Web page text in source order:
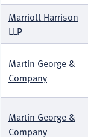
Marriott Harrison
LLP
Martin George &
Company
Martin George &
Company